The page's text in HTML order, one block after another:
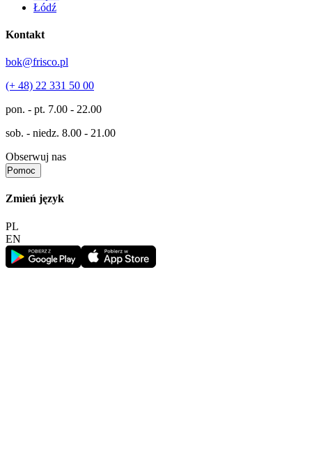
Łódź
Kontakt
bok@frisco.pl
(+ 48) 22 331 50 00
pon. - pt. 7.00 - 22.00
sob. - niedz. 8.00 - 21.00
Obserwuj nas
Pomoc
Zmień język
PL
EN